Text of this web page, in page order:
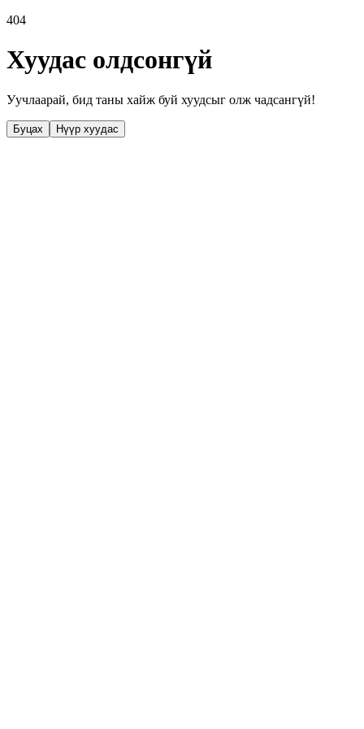
404
Хуудас олдсонгүй
Уучлаарай, бид таны хайж буй хуудсыг олж чадсангүй!
Буцах Нүүр хуудас